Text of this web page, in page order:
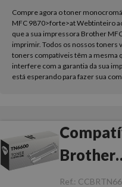
Compre agora o toner
MFC 9870>forte>at Webtinteiro
que a sua impressora Brother
imprimir. Todos os nossos toners
toners compatíveis têm a mesma
interfere com a garantia da sua
está esperando para fazer sua
Brother
TN6600
Ref.: